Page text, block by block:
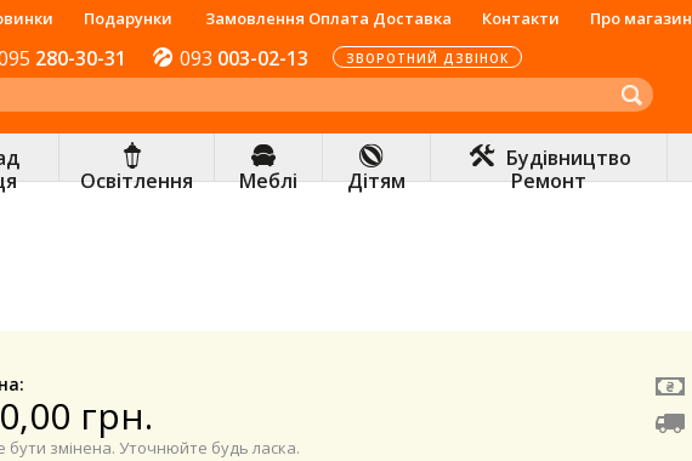
280-30-31 093 003-02-13 ЗВОРОТНИЙ ДЗВІНОК
Подарунки Замовлення Оплата Доставка Контакти Про магазин
Освітлення Меблі Дітям
Будівництво
Ремонт
грн.
бути змінена. Уточнюйте будь ласка.